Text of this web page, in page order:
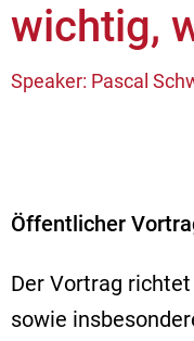
wichtig,
Speaker: Pascal
Öffentlicher
Der Vortrag
sowie